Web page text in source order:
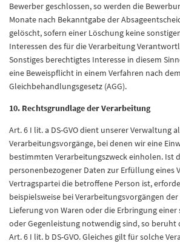
Bewerber geschlossen, so werden die
Monate nach Bekanntgabe der
gelöscht, sofern einer Löschung keine
Interessen des für die Verarbeitung
Sonstiges berechtigtes Interesse in diesem
eine Beweispflicht in einem Verfahren nach
Gleichbehandlungsgesetz (AGG).
10. Rechtsgrundlage der Verarbeitung
Art. 6 I lit. a DS-GVO dient unserer Verwaltung
Verarbeitungsvorgänge, bei denen wir eine
bestimmten Verarbeitungszweck einholen. Ist
personenbezogener Daten zur Erfüllung eines
Vertragspartei die betroffene Person ist,
beispielsweise bei Verarbeitungsvorgängen
Lieferung von Waren oder die Erbringung
oder Gegenleistung notwendig sind, so beruht
Art. 6 I lit. b DS-GVO. Gleiches gilt für solche